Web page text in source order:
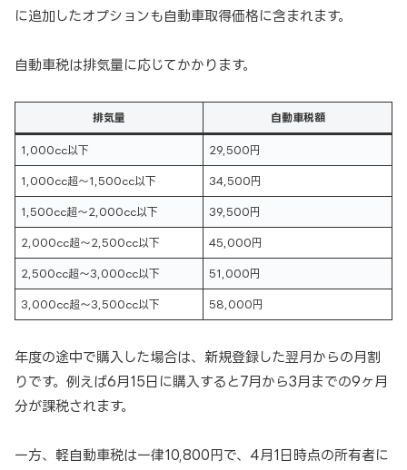
に追加したオプションも自動車取得価格に含まれます。
自動車税は排気量に応じてかかります。
排気量 自動車税額
1,000cc以下 29,500円
1,000cc超～1,500cc以下 34,500円
1,500cc超～2,000cc以下 39,500円
2,000cc超～2,500cc以下 45,000円
2,500cc超～3,000cc以下 51,000円
3,000cc超～3,500cc以下 58,000円
年度の途中で購入した場合は、新規登録した翌月からの月割
りです。例えば6月15日に購入すると7月から3月までの9ヶ月
分が課税されます。
一方、軽自動車税は一律10,800円で、4月1日時点の所有者に